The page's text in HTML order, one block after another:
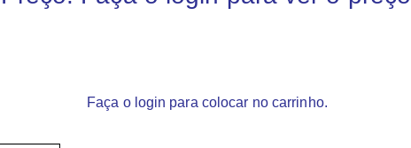
Faça o login para colocar no carrinho.